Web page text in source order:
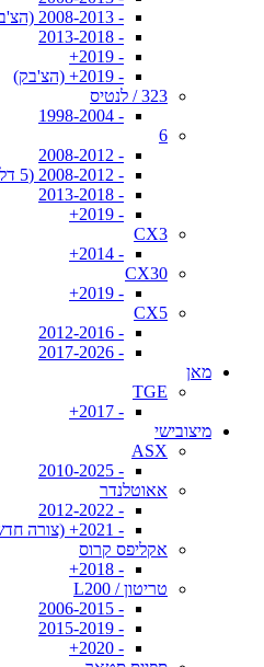
- 2008-2013 (הצ'בק)
- 2013-2018
- 2019+
- 2019+ (הצ'בק)
323 / לנטיס
- 1998-2004
6
- 2008-2012
- 2008-2012 (5 דלתות)
- 2013-2018
- 2019+
CX3
- 2014+
CX30
- 2019+
CX5
- 2012-2016
- 2017-2026
מאן
TGE
- 2017+
מיצובישי
ASX
- 2010-2025
אאוטלנדר
- 2012-2022
- 2021+ (צורה חדשה)
אקליפס קרוס
- 2018+
טריטון / L200
- 2006-2015
- 2015-2019
- 2020+